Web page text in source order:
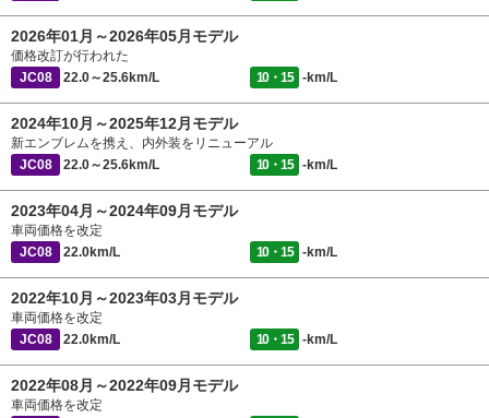
2026年01月～2026年05月モデル
価格改訂が行われた
JC08
22.0～25.6km/L 10・15 -km/L
2024年10月～2025年12月モデル
新エンブレムを携え、内外装をリニューアル
JC08
22.0～25.6km/L 10・15 -km/L
2023年04月～2024年09月モデル
車両価格を改定
JC08
22.0km/L 10・15 -km/L
2022年10月～2023年03月モデル
車両価格を改定
JC08
22.0km/L 10・15 -km/L
2022年08月～2022年09月モデル
車両価格を改定